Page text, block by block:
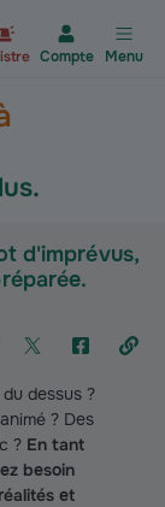
Compte Menu
d'imprévus,
dessus ?
? Des
? En tant
besoin
et